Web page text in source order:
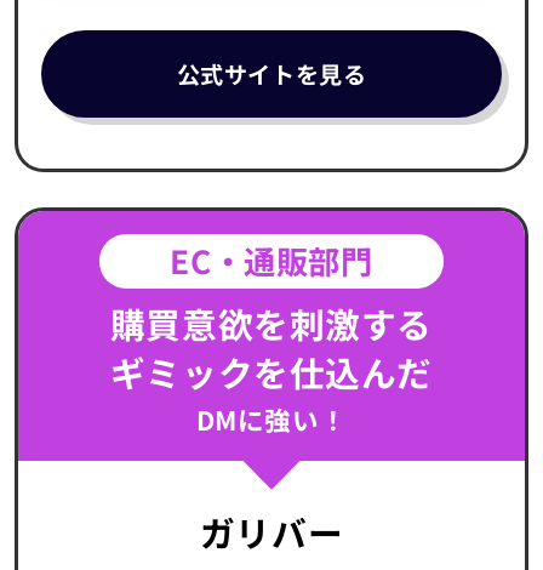
公式サイトを見る
EC・通販部門
購買意欲を刺激する
ギミックを仕込んだ
DMに強い！
ガリバー